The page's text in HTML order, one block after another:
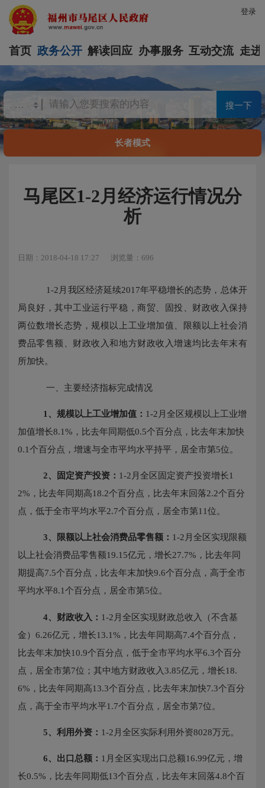
登录
首页 政务公开 解读回应 办事服务 互动交流 走进
搜一下
长者模式
马尾区1-2月经济运行情况分
析
日期：2018-04-18 17:27 浏览量：696
1-2月我区经济延续2017年平稳增长的态势， 总体开
局 良好，其中工业运行平稳，商贸、固投、财政收入保持
两位数增长态势，规模以上工业增加值、限额以上社会消
费品零售额、 财政收入和地方财政收入增速均比去年末有
所加快。
一、 主要经济指标完成情况
1、规模以上工业增加值： 1-2月全区规模以上工业增
加值增长8.1%， 比去年同期低0.5个百分点，比去年末加快
0.1个百分点，增速与全市平均水平持平，居全市第5位。
2、固定资产投资： 1-2月全区固定资产投资增长1
2%，比去年同期高18.2个百分点，比去年末回落2.2个百分
点，低于全市平均水平2.7个百分点，居全市第1 1位。
3、 限额以上社会消费品零售额： 1-2月全区实现限额
以上社会消费品零售额19.15亿元，增长27.7%，比去年同
期提高7.5个百分点，比去年末加快9.6个百分点，高于全市
平均水平8.1个百分点，居全市第5位。
4、财政收入： 1-2月全区实现财政总收入（不含基
金）6.26亿元，增长13.1%， 比去年同期高7.4个百分点，
比去年末加快10.9个百分点，低于全市平均水平6.3个百分
点，居全市第7位；其中地方财政收入3.85亿元，增长18.
6%， 比去年同期高13.3个百分点，比去年末加快7.3个百分
点，高于全市平均水平1.7个百分点，居全市第7位。
5、利用外资： 1-2月全区实际利用外资8028万元。
6、出口总额： 1月全区实现出口总额16.99亿元，增
长0.5%， 比去年同期低13个百分点，比去年末回落4.8个百